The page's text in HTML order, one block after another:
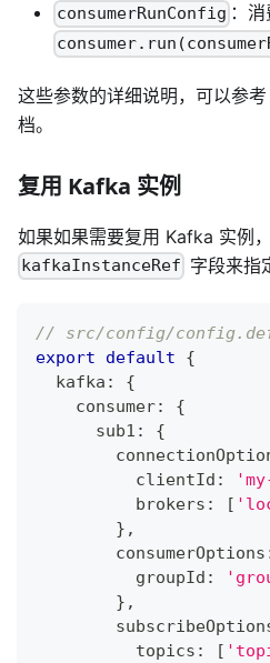
consumerRunConfig ：
这些参数的详细说明，可以参考
档。
复用 Kafka 实例
如果如果需要复用 Kafka 实例
kafkaInstanceRef 字段来指
// src/config/
export
default
{
  kafka
:
{
    consumer
:
{
      sub1
:
{
          clientId
:
          brokers
: [
} ,
        consumerOptions
          groupId
:
} ,
          topics
: [